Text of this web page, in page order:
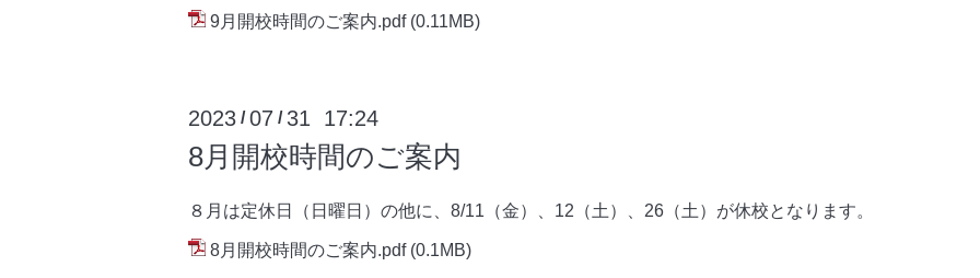
9月開校時間のご案内.pdf (0.11MB)
2023 /07 / 31 17:24
8月開校時間のご案内
８月は定休日（日曜日）の他に、8/11（金）、12（土）、26（土）が休校となります。
8月開校時間のご案内.pdf (0.1MB)